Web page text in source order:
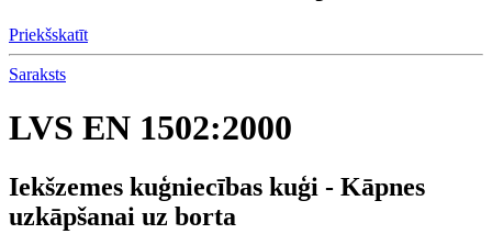
Priekšskatīt
Saraksts
LVS EN 1502:2000
Iekšzemes kuģniecības kuģi - Kāpnes
uzkāpšanai uz borta